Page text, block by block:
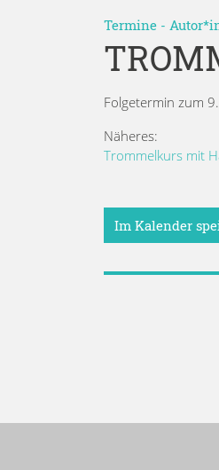
Termine -
Folgetermin zum
Näheres:
Trommelkurs mit
Im Kalender